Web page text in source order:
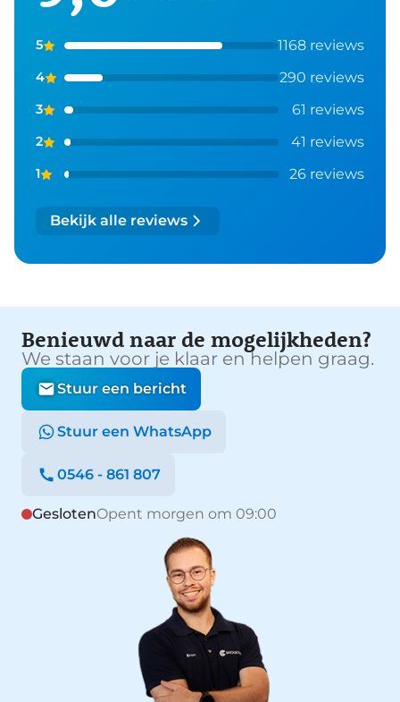
5 1168 reviews
4 290 reviews
3 61 reviews
2 41 reviews
1 26 reviews
Bekijk alle reviews
Benieuwd naar de mogelijkheden?
We staan voor je klaar en helpen graag.
Stuur een bericht
Stuur een WhatsApp
0546 - 861 807
GeslotenOpent morgen om 09:00